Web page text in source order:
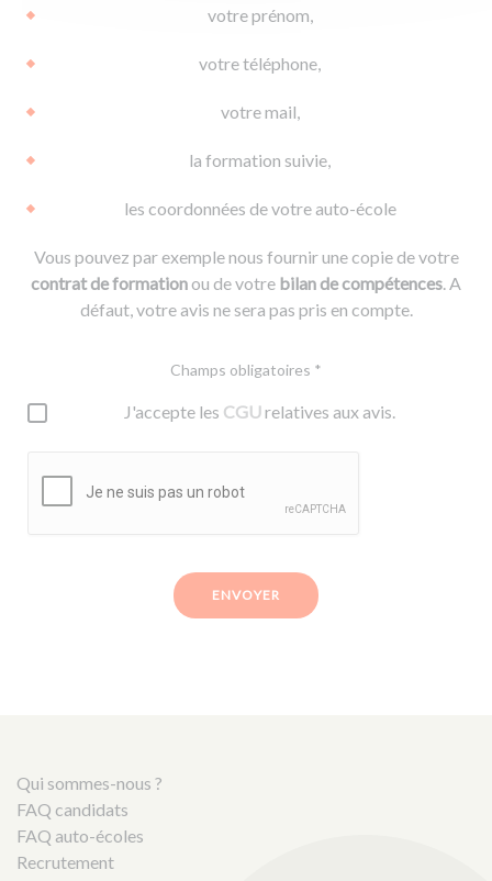
votre prénom,
votre téléphone,
votre mail,
la formation suivie,
les coordonnées de votre auto-école
Vous pouvez par exemple nous fournir une copie de votre
contrat de formationou de votre bilan de compétences. A
défaut, votre avis ne sera pas pris en compte.
Champs obligatoires *
J'accepte les CGUrelatives aux avis.
ENVOYER
Qui sommes-nous ?
FAQ candidats
FAQ auto-écoles
Recrutement